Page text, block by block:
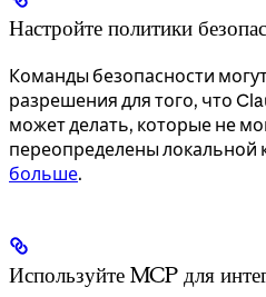
Настройте политики
Команды безопасности
разрешения для того, что
может делать, которые не
переопределены локальной
больше.
Используйте MCP для